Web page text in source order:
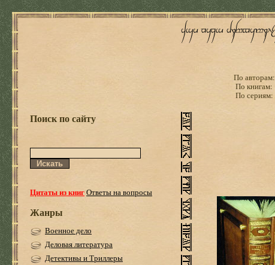
По авторам:
По книгам:
По сериям:
Поиск по сайту
Цитаты из книгОтветы на вопросы
Жанры
Военное дело
Деловая литература
Детективы и Триллеры